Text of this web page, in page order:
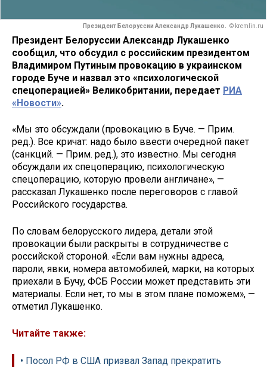
Президент Белоруссии Александр Лукашенко. © kremlin.ru
Президент Белоруссии Александр Лукашенко
сообщил, что обсудил с российским президентом
Владимиром Путиным провокацию в украинском
городе Буче и назвал это «психологической
спецоперацией» Великобритании, передает РИА
«Новости».
«Мы это обсуждали (провокацию в Буче. — Прим.
ред.). Все кричат: надо было ввести очередной пакет
(санкций. — Прим. ред.), это известно. Мы сегодня
обсуждали их спецоперацию, психологическую
спецоперацию, которую провели англичане», —
рассказал Лукашенко после переговоров с главой
Российского государства.
По словам белорусского лидера, детали этой
провокации были раскрыты в сотрудничестве с
российской стороной. «Если вам нужны адреса,
пароли, явки, номера автомобилей, марки, на которых
приехали в Бучу, ФСБ России может представить эти
материалы. Если нет, то мы в этом плане поможем», —
отметил Лукашенко.
Читайте также:
• Посол РФ в США призвал Запад прекратить